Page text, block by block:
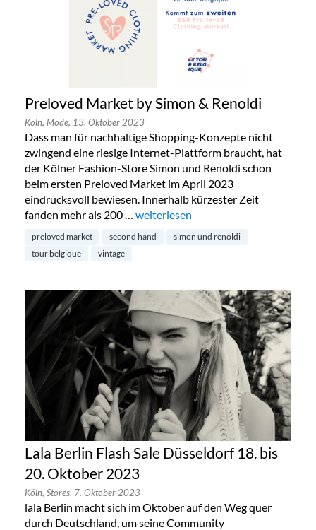
Preloved Market by Simon & Renoldi
Köln, Mode, 13. Oktober 2023
Dass man für nachhaltige Shopping-Konzepte nicht
zwingend eine riesige Internet-Plattform braucht, hat
der Kölner Fashion-Store Simon und Renoldi schon
beim ersten Preloved Market im April 2023
eindrucksvoll bewiesen. Innerhalb kürzester Zeit
fanden mehr als 200 … „Preloved Market by Simon &
weiterlesen
preloved market second hand
simon und renoldi
tour belgique
vintage
Lala Berlin Flash Sale Düsseldorf 18. bis
20. Oktober 2023
Köln, Stores, 7. Oktober 2023
lala Berlin macht sich im Oktober auf den Weg quer
durch Deutschland, um seine Community